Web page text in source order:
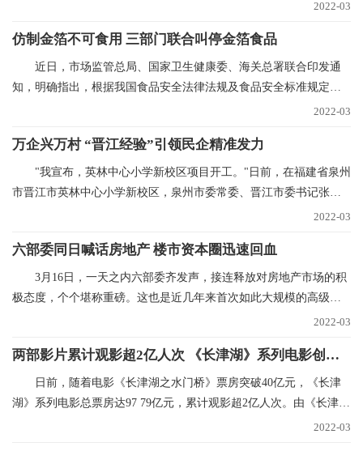
2022-03
仿制金箔不可食用 三部门联合叫停金箔食品
近日，市场监管总局、国家卫生健康委、海关总署联合印发通
知，明确指出，根据我国食品安全法律法规及食品安全标准规定，
2022-03
万企兴万村 “晋江经验”引领民企精准发力
"我宣布，英林中心小学新校区项目开工。"日前，在福建省泉州
市晋江市英林中心小学新校区，泉州市委常委、晋江市委书记张文
2022-03
六部委同日喊话房地产 楼市资本圈迅速回血
3月16日，一天之内六部委齐发声，接连释放对房地产市场的积
极态度，个个堪称重磅。这也是近几年来首次如此大规模的高级别
2022-03
两部影片累计观影超2亿人次 《长津湖》系列电影创纪录
日前，随着电影《长津湖之水门桥》票房突破40亿元，《长津
湖》系列电影总票房达97 79亿元，累计观影超2亿人次。由《长津
2022-03